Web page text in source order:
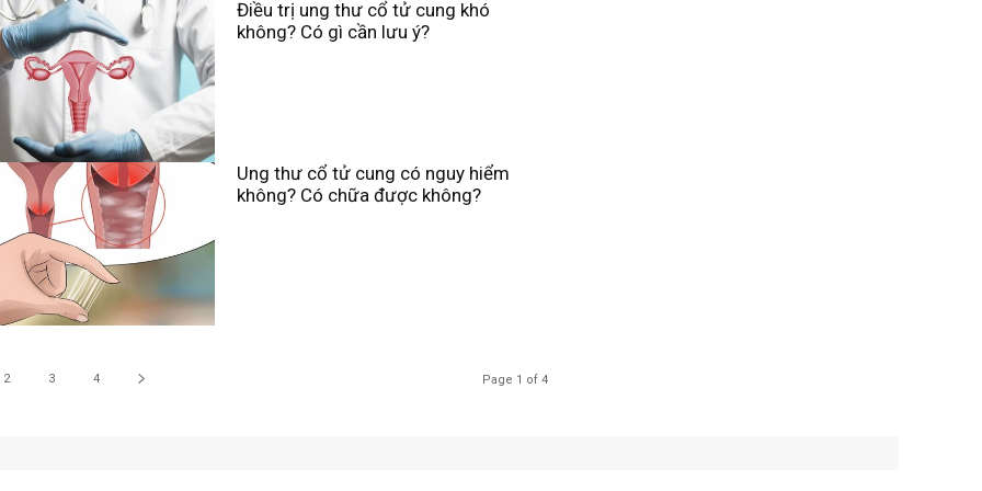
Điều trị ung thư cổ tử cung khó
không? Có gì cần lưu ý?
Ung thư cổ tử cung có nguy hiểm
không? Có chữa được không?
2 3 4 Page 1 of 4